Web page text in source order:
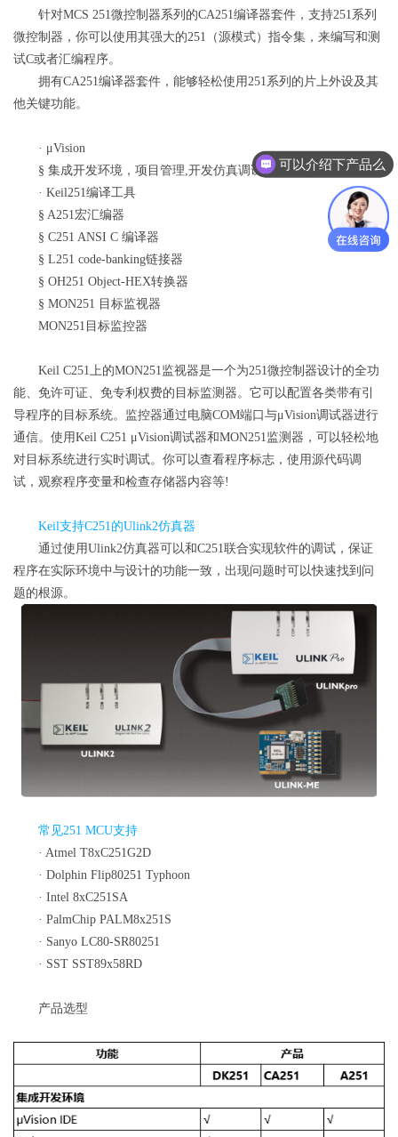
针对MCS 251微控制器系列的CA251编译器套件，支持251系列
微控制器，你可以使用其强大的251（源模式）指令集，来编写和测
试C或者汇编程序。
拥有CA251编译器套件，能够轻松使用251系列的片上外设及其
他关键功能。
· μVision
§ 集成开发环境，项目管理,开发仿真调试一体化环境
· Keil251编译工具
§ A251宏汇编器
§ C251 ANSI C 编译器
§ L251 code-banking链接器
§ OH251 Object-HEX转换器
§ MON251 目标监视器
MON251目标监控器
Keil C251上的MON251监视器是一个为251微控制器设计的全功
能、免许可证、免专利权费的目标监测器。它可以配置各类带有引
导程序的目标系统。监控器通过电脑COM端口与μVision调试器进行
通信。使用Keil C251 μVision调试器和MON251监测器，可以轻松地
对目标系统进行实时调试。你可以查看程序标志，使用源代码调
试，观察程序变量和检查存储器内容等!
Keil支持C251的Ulink2仿真器
通过使用Ulink2仿真器可以和C251联合实现软件的调试，保证
程序在实际环境中与设计的功能一致，出现问题时可以快速找到问
题的根源。
常见251 MCU支持
· Atmel T8xC251G2D
· Dolphin Flip80251 Typhoon
· Intel 8xC251SA
· PalmChip PALM8x251S
· Sanyo LC80-SR80251
· SST SST89x58RD
产品选型
可以介绍下产品么